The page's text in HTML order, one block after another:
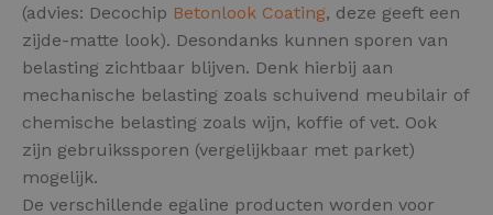
(advies: Decochip Betonlook Coating, deze geeft een
zijde-matte look). Desondanks kunnen sporen van
belasting zichtbaar blijven. Denk hierbij aan
mechanische belasting zoals schuivend meubilair of
chemische belasting zoals wijn, koffie of vet. Ook
zijn gebruikssporen (vergelijkbaar met parket)
mogelijk.
De verschillende egaline producten worden voor